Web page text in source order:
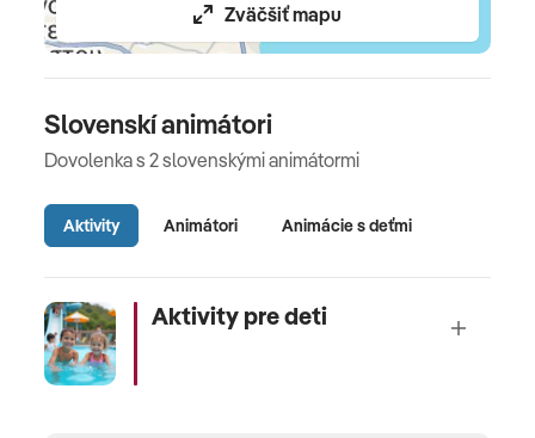
Zväčšiť mapu
Slovenskí animátori
Dovolenka s 2 slovenskými animátormi
Aktivity Animátori Animácie s deťmi
Aktivity pre deti